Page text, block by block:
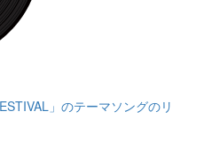
」のテーマソングのリ